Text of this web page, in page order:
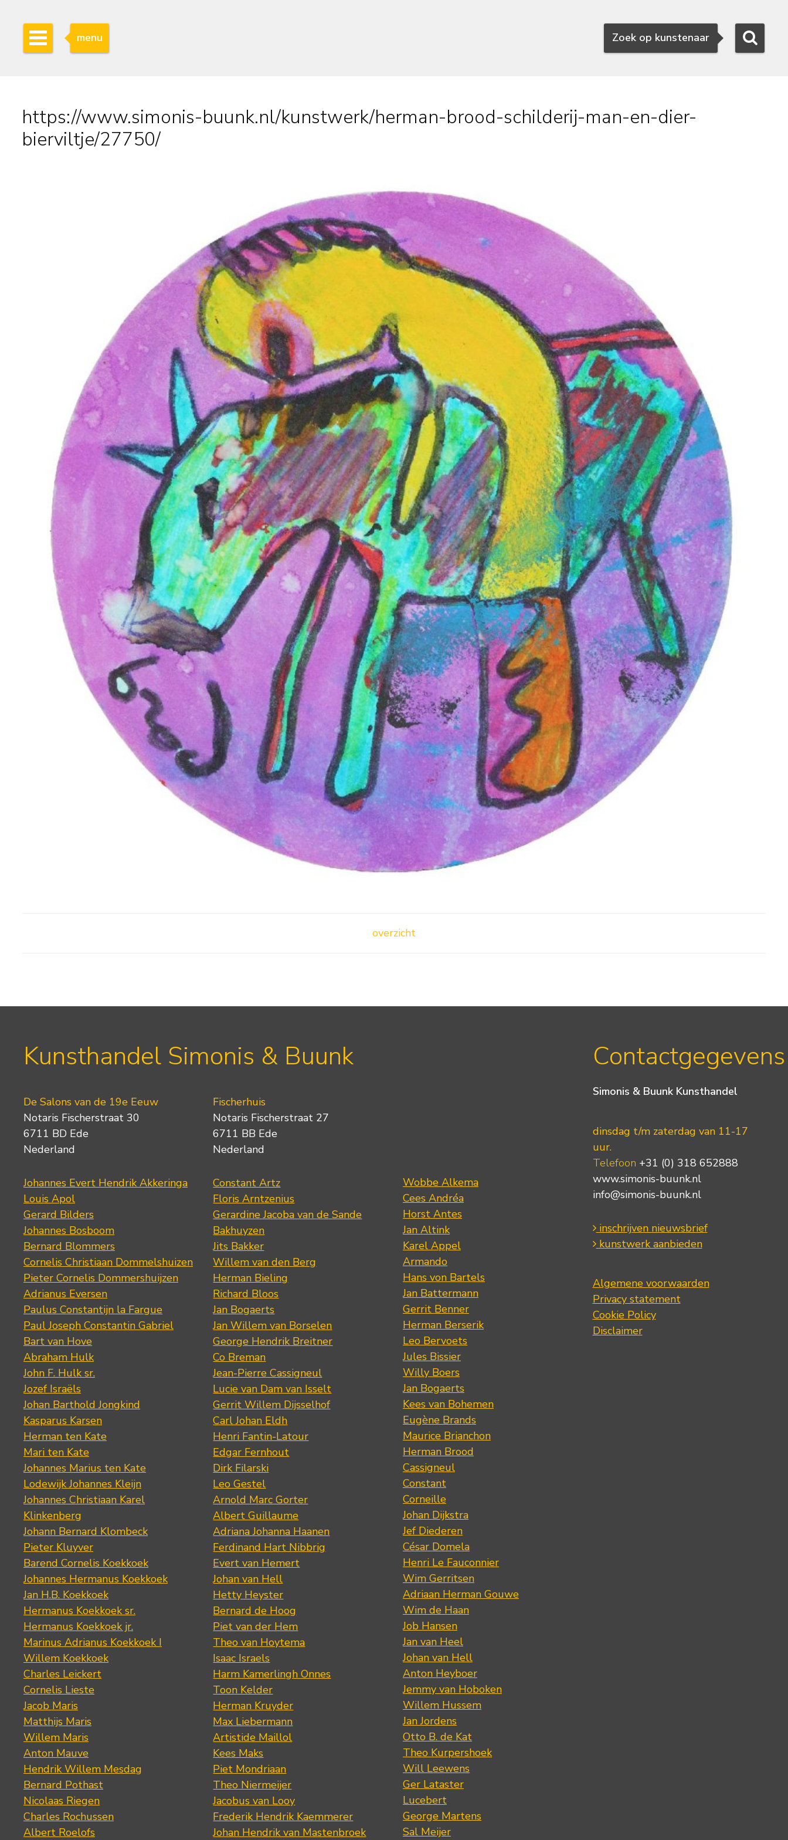
Zoeken
Zoek op kunstenaar
menu
https://www.simonis-buunk.nl/kunstwerk/herman-brood-schilderij-man-en-dier-
bierviltje/27750/
overzicht
Kunsthandel Simonis & Buunk
De Salons van de 19e Eeuw
Notaris Fischerstraat 30
6711 BD Ede
Nederland
Johannes Evert Hendrik Akkeringa
Louis Apol
Gerard Bilders
Johannes Bosboom
Bernard Blommers
Cornelis Christiaan Dommelshuizen
Pieter Cornelis Dommershuijzen
Adrianus Eversen
Paulus Constantijn la Fargue
Paul Joseph Constantin Gabriel
Bart van Hove
Abraham Hulk
John F. Hulk sr.
Jozef Israëls
Johan Barthold Jongkind
Kasparus Karsen
Herman ten Kate
Mari ten Kate
Johannes Marius ten Kate
Lodewijk Johannes Kleijn
Johannes Christiaan Karel
Klinkenberg
Johann Bernard Klombeck
Pieter Kluyver
Barend Cornelis Koekkoek
Johannes Hermanus Koekkoek
Jan H.B. Koekkoek
Hermanus Koekkoek sr.
Hermanus Koekkoek jr.
Marinus Adrianus Koekkoek I
Willem Koekkoek
Charles Leickert
Cornelis Lieste
Jacob Maris
Matthijs Maris
Willem Maris
Anton Mauve
Hendrik Willem Mesdag
Bernard Pothast
Nicolaas Riegen
Charles Rochussen
Albert Roelofs
Fischerhuis
Notaris Fischerstraat 27
6711 BB Ede
Nederland
Constant Artz
Floris Arntzenius
Gerardine Jacoba van de Sande
Bakhuyzen
Jits Bakker
Willem van den Berg
Herman Bieling
Richard Bloos
Jan Bogaerts
Jan Willem van Borselen
George Hendrik Breitner
Co Breman
Jean-Pierre Cassigneul
Lucie van Dam van Isselt
Gerrit Willem Dijsselhof
Carl Johan Eldh
Henri Fantin-Latour
Edgar Fernhout
Dirk Filarski
Leo Gestel
Arnold Marc Gorter
Albert Guillaume
Adriana Johanna Haanen
Ferdinand Hart Nibbrig
Evert van Hemert
Johan van Hell
Hetty Heyster
Bernard de Hoog
Piet van der Hem
Theo van Hoytema
Isaac Israels
Harm Kamerlingh Onnes
Toon Kelder
Herman Kruyder
Max Liebermann
Artistide Maillol
Kees Maks
Piet Mondriaan
Theo Niermeijer
Jacobus van Looy
Frederik Hendrik Kaemmerer
Johan Hendrik van Mastenbroek
Wobbe Alkema
Cees Andréa
Horst Antes
Jan Altink
Karel Appel
Armando
Hans von Bartels
Jan Battermann
Gerrit Benner
Herman Berserik
Leo Bervoets
Jules Bissier
Willy Boers
Jan Bogaerts
Kees van Bohemen
Eugène Brands
Maurice Brianchon
Herman Brood
Cassigneul
Constant
Corneille
Johan Dijkstra
Jef Diederen
César Domela
Henri Le Fauconnier
Wim Gerritsen
Adriaan Herman Gouwe
Wim de Haan
Job Hansen
Jan van Heel
Johan van Hell
Anton Heyboer
Jemmy van Hoboken
Willem Hussem
Jan Jordens
Otto B. de Kat
Theo Kurpershoek
Will Leewens
Ger Lataster
Lucebert
George Martens
Sal Meijer
Contactgegevens
Simonis & Buunk Kunsthandel
dinsdag t/m zaterdag van 11-17
uur.
Telefoon +31 (0) 318 652888
www.simonis-buunk.nl
info@simonis-buunk.nl
inschrijven nieuwsbrief
kunstwerk aanbieden
Algemene voorwaarden
Privacy statement
Cookie Policy
Disclaimer